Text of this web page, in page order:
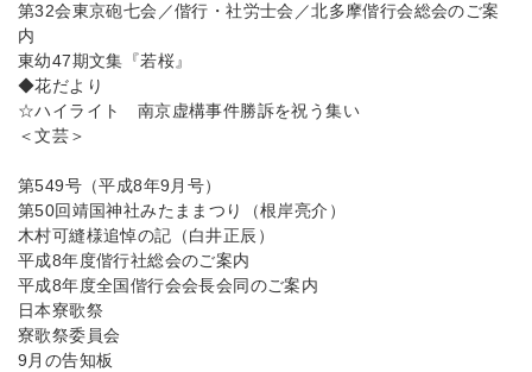
第32会東京砲七会／偕行・社労士会／北多摩偕行会総会のご案
内
東幼47期文集『若桜』
◆花だより
☆ハイライト 南京虚構事件勝訴を祝う集い
＜文芸＞
第549号（平成8年9月号）
第50回靖国神社みたままつり（根岸亮介）
木村可縫様追悼の記（白井正辰）
平成8年度偕行社総会のご案内
平成8年度全国偕行会会長会同のご案内
日本寮歌祭
寮歌祭委員会
9月の告知板